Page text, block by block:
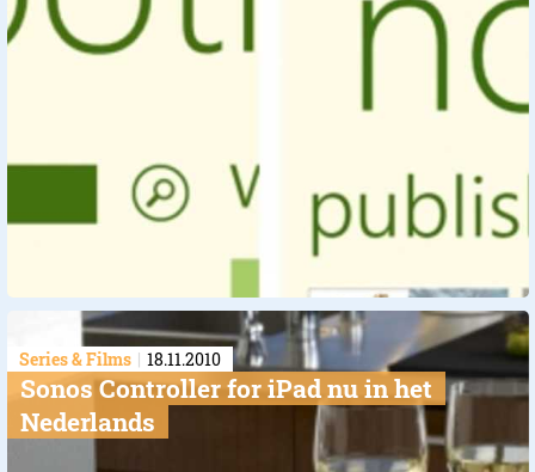
Series & Films 18.11.2010
Sonos Controller for iPad nu in het
Nederlands